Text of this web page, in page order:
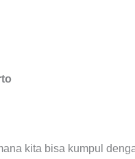
kita bisa kumpul